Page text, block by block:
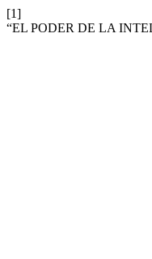
[1]
“EL PODER DE LA